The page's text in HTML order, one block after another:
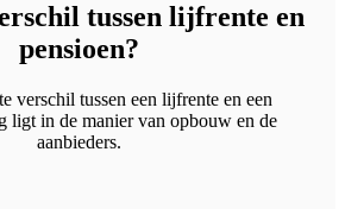
tussen lijfrente en
pensioen?
verschil tussen een lijfrente en een
ligt in de manier van opbouw en de
aanbieders.